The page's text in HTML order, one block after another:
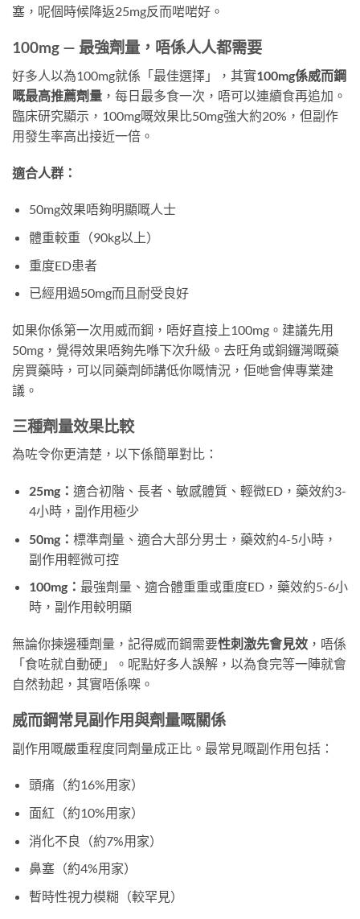
塞，呢個時候降返25mg反而啱啱好。
100mg — 最強劑量，唔係人人都需要
好多人以為100mg就係「最佳選擇」，其實100mg係威而鋼
嘅最高推薦劑量 ，每日最多食一次，唔可以連續食再追加。
臨床研究顯示，100mg嘅效果比50mg強大約20%，但副作
用發生率高出接近一倍。
適合人群：
50mg效果唔夠明顯嘅人士
體重較重（90kg以上）
重度ED患者
已經用過50mg而且耐受良好
如果你係第一次用威而鋼，唔好直接上100mg。建議先用
50mg，覺得效果唔夠先喺下次升級。去旺角或銅鑼灣嘅藥
房買藥時，可以同藥劑師講低你嘅情況，佢哋會俾專業建
議。
三種劑量效果比較
為咗令你更清楚，以下係簡單對比：
25mg： 適合初階、長者、敏感體質、輕微ED，藥效約3-
4小時，副作用極少
50mg： 標準劑量、適合大部分男士，藥效約4-5小時，
副作用輕微可控
100mg： 最強劑量、適合體重重或重度ED，藥效約5-6小
時，副作用較明顯
無論你揀邊種劑量，記得威而鋼需要性刺激先會見效 ，唔係
「食咗就自動硬」。呢點好多人誤解，以為食完等一陣就會
自然勃起，其實唔係㗎。
威而鋼常見副作用與劑量嘅關係
副作用嘅嚴重程度同劑量成正比。最常見嘅副作用包括：
頭痛（約16%用家）
面紅（約10%用家）
消化不良（約7%用家）
鼻塞（約4%用家）
暫時性視力模糊（較罕見）